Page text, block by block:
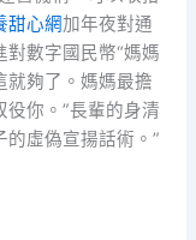
甜心網加年夜對通
數字國民幣“媽媽
就夠了。媽媽最擔
你。”長輩的身清
的虛偽宣揚話術。”